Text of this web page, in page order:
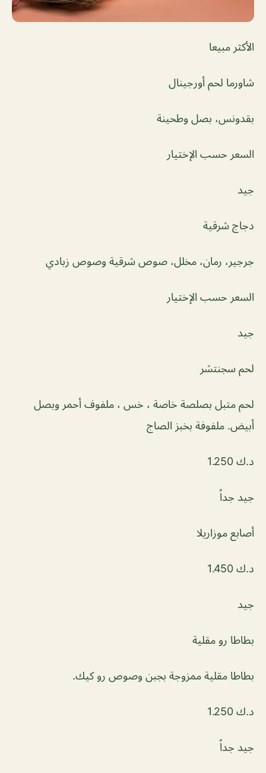
الأكثر مبيعا
شاورما لحم أورجينال
بقدونس، بصل وطحينة
السعر حسب الإختيار
جيد
دجاج شرقية
جرجير، رمان، مخلل، صوص شرقية وصوص زبادي
السعر حسب الإختيار
جيد
لحم سجنتشر
لحم متبل بصلصة خاصة ، خس ، ملفوف أحمر وبصل
أبيض. ملفوفة بخبز الصاج
د.ك 1.250
جيد جداً
أصابع موزاريلا
د.ك 1.450
جيد
بطاطا رو مقلية
بطاطا مقلية ممزوجة بجبن وصوص رو كيك.
د.ك 1.250
جيد جداً